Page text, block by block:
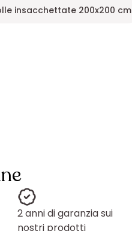
insacchettate 200x200 cm
2 anni di garanzia sui
nostri prodotti